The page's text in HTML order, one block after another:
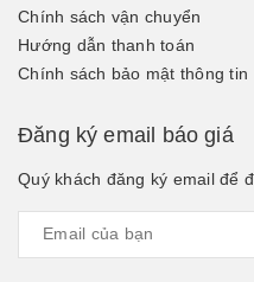
Chính sách vận chuyển
Hướng dẫn thanh toán
Chính sách bảo mật thông tin
Đăng ký email báo giá
Quý khách đăng ký email để